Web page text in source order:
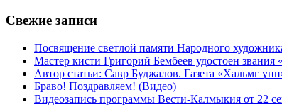
Свежие записи
Посвящение светлой памяти Народного
Мастер кисти Григорий Бембеев удостоен
Автор статьи: Савр Буджалов. Газета «Хальмг
Браво! Поздравляем! (Видео)
Видеозапись программы Вести-Калмыкия от 22